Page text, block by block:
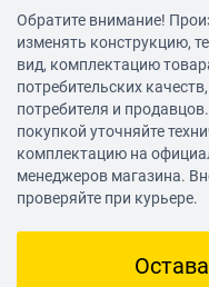
Обратите внимание!
изменять конструкцию,
вид, комплектацию
потребительских
потребителя и
покупкой уточняйте
комплектацию на
менеджеров магазина.
проверяйте при курьере.